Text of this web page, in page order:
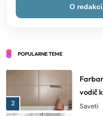
O
POPULARNE TEME
kroz
Saveti
2
vodič
Saveti